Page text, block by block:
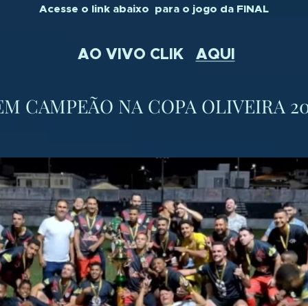
Acesse o link abaixo para o jogo da FINAL
AO VIVO CLIK AQUI
CAMPEÃO NA COPA OLIVEIRA